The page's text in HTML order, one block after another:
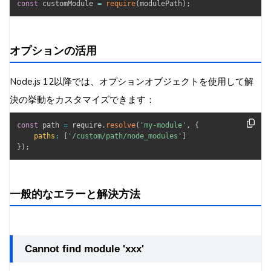
const customModule = require(modulePath) ;
オプションの活用
Node.js 12以降では、オプションオブジェクトを使用して解
決の挙動をカスタマイズできます：
const path = require . resolve( 'my-module' ,
{
paths : '/custom/path/node_modules'
} ) ;
一般的なエラーと解決方法
Cannot find module 'xxx'